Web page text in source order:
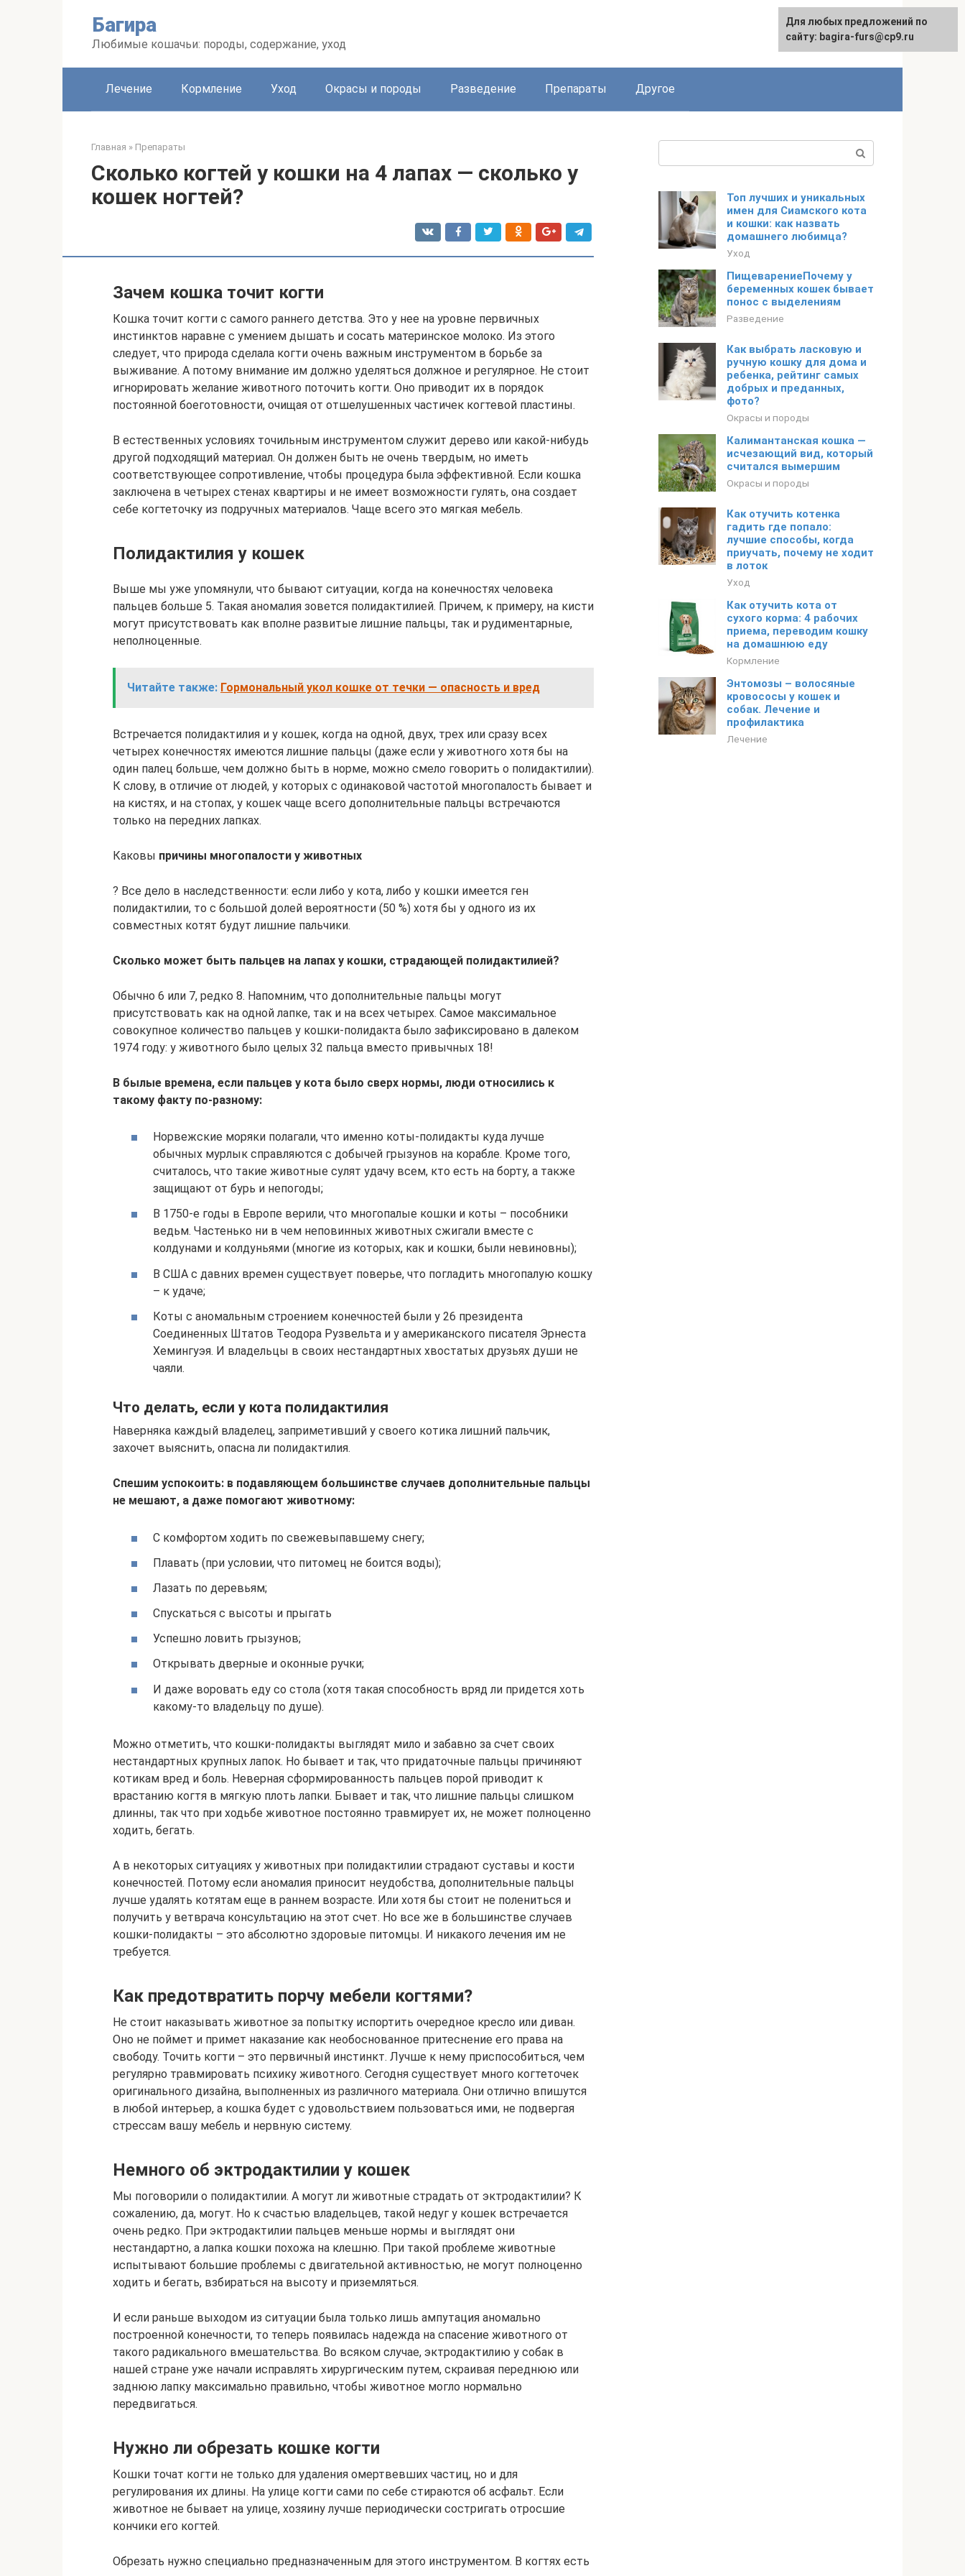
Багира
Любимые кошачьи: породы, содержание, уход
Лечение Кормление Уход Окрасы и породы Разведение Препараты Другое
Главная » Препараты
Сколько когтей у кошки на 4 лапах — сколько у
кошек ногтей?
Зачем кошка точит когти
Кошка точит когти с самого раннего детства. Это у нее на уровне первичных
инстинктов наравне с умением дышать и сосать материнское молоко. Из этого
следует, что природа сделала когти очень важным инструментом в борьбе за
выживание. А потому внимание им должно уделяться должное и регулярное. Не стоит
игнорировать желание животного поточить когти. Оно приводит их в порядок
постоянной боеготовности, очищая от отшелушенных частичек когтевой пластины.
В естественных условиях точильным инструментом служит дерево или какой-нибудь
другой подходящий материал. Он должен быть не очень твердым, но иметь
соответствующее сопротивление, чтобы процедура была эффективной. Если кошка
заключена в четырех стенах квартиры и не имеет возможности гулять, она создает
себе когтеточку из подручных материалов. Чаще всего это мягкая мебель.
Полидактилия у кошек
Выше мы уже упомянули, что бывают ситуации, когда на конечностях человека
пальцев больше 5. Такая аномалия зовется полидактилией. Причем, к примеру, на кисти
могут присутствовать как вполне развитые лишние пальцы, так и рудиментарные,
неполноценные.
Читайте также: Гормональный укол кошке от течки — опасность и вред
Встречается полидактилия и у кошек, когда на одной, двух, трех или сразу всех
четырех конечностях имеются лишние пальцы (даже если у животного хотя бы на
один палец больше, чем должно быть в норме, можно смело говорить о полидактилии).
К слову, в отличие от людей, у которых с одинаковой частотой многопалость бывает и
на кистях, и на стопах, у кошек чаще всего дополнительные пальцы встречаются
только на передних лапках.
Каковы причины многопалости у животных
? Все дело в наследственности: если либо у кота, либо у кошки имеется ген
полидактилии, то с большой долей вероятности (50 %) хотя бы у одного из их
совместных котят будут лишние пальчики.
Сколько может быть пальцев на лапах у кошки, страдающей полидактилией?
Обычно 6 или 7, редко 8. Напомним, что дополнительные пальцы могут
присутствовать как на одной лапке, так и на всех четырех. Самое максимальное
совокупное количество пальцев у кошки-полидакта было зафиксировано в далеком
1974 году: у животного было целых 32 пальца вместо привычных 18!
В былые времена, если пальцев у кота было сверх нормы, люди относились к
такому факту по-разному:
Норвежские моряки полагали, что именно коты-полидакты куда лучше
обычных мурлык справляются с добычей грызунов на корабле. Кроме того,
считалось, что такие животные сулят удачу всем, кто есть на борту, а также
защищают от бурь и непогоды;
В 1750-е годы в Европе верили, что многопалые кошки и коты – пособники
ведьм. Частенько ни в чем неповинных животных сжигали вместе с
колдунами и колдуньями (многие из которых, как и кошки, были невиновны);
В США с давних времен существует поверье, что погладить многопалую кошку
– к удаче;
Коты с аномальным строением конечностей были у 26 президента
Соединенных Штатов Теодора Рузвельта и у американского писателя Эрнеста
Хемингуэя. И владельцы в своих нестандартных хвостатых друзьях души не
чаяли.
Что делать, если у кота полидактилия
Наверняка каждый владелец, заприметивший у своего котика лишний пальчик,
захочет выяснить, опасна ли полидактилия.
Спешим успокоить: в подавляющем большинстве случаев дополнительные пальцы
не мешают, а даже помогают животному:
С комфортом ходить по свежевыпавшему снегу;
Плавать (при условии, что питомец не боится воды);
Лазать по деревьям;
Спускаться с высоты и прыгать
Успешно ловить грызунов;
Открывать дверные и оконные ручки;
И даже воровать еду со стола (хотя такая способность вряд ли придется хоть
какому-то владельцу по душе).
Можно отметить, что кошки-полидакты выглядят мило и забавно за счет своих
нестандартных крупных лапок. Но бывает и так, что придаточные пальцы причиняют
котикам вред и боль. Неверная сформированность пальцев порой приводит к
врастанию когтя в мягкую плоть лапки. Бывает и так, что лишние пальцы слишком
длинны, так что при ходьбе животное постоянно травмирует их, не может полноценно
ходить, бегать.
А в некоторых ситуациях у животных при полидактилии страдают суставы и кости
конечностей. Потому если аномалия приносит неудобства, дополнительные пальцы
лучше удалять котятам еще в раннем возрасте. Или хотя бы стоит не полениться и
получить у ветврача консультацию на этот счет. Но все же в большинстве случаев
кошки-полидакты – это абсолютно здоровые питомцы. И никакого лечения им не
требуется.
Как предотвратить порчу мебели когтями?
Не стоит наказывать животное за попытку испортить очередное кресло или диван.
Оно не поймет и примет наказание как необоснованное притеснение его права на
свободу. Точить когти – это первичный инстинкт. Лучше к нему приспособиться, чем
регулярно травмировать психику животного. Сегодня существует много когтеточек
оригинального дизайна, выполненных из различного материала. Они отлично впишутся
в любой интерьер, а кошка будет с удовольствием пользоваться ими, не подвергая
стрессам вашу мебель и нервную систему.
Немного об эктродактилии у кошек
Мы поговорили о полидактилии. А могут ли животные страдать от эктродактилии? К
сожалению, да, могут. Но к счастью владельцев, такой недуг у кошек встречается
очень редко. При эктродактилии пальцев меньше нормы и выглядят они
нестандартно, а лапка кошки похожа на клешню. При такой проблеме животные
испытывают большие проблемы с двигательной активностью, не могут полноценно
ходить и бегать, взбираться на высоту и приземляться.
И если раньше выходом из ситуации была только лишь ампутация аномально
построенной конечности, то теперь появилась надежда на спасение животного от
такого радикального вмешательства. Во всяком случае, эктродактилию у собак в
нашей стране уже начали исправлять хирургическим путем, скраивая переднюю или
заднюю лапку максимально правильно, чтобы животное могло нормально
передвигаться.
Нужно ли обрезать кошке когти
Кошки точат когти не только для удаления омертвевших частиц, но и для
регулирования их длины. На улице когти сами по себе стираются об асфальт. Если
животное не бывает на улице, хозяину лучше периодически состригать отросшие
кончики его когтей.
Обрезать нужно специально предназначенным для этого инструментом. В когтях есть
Топ лучших и уникальных
имен для Сиамского кота
и кошки: как назвать
домашнего любимца?
Уход
ПищеварениеПочему у
беременных кошек бывает
понос с выделениям
Разведение
Как выбрать ласковую и
ручную кошку для дома и
ребенка, рейтинг самых
добрых и преданных,
фото?
Окрасы и породы
Калимантанская кошка —
исчезающий вид, который
считался вымершим
Окрасы и породы
Как отучить котенка
гадить где попало:
лучшие способы, когда
приучать, почему не ходит
в лоток
Уход
Как отучить кота от
сухого корма: 4 рабочих
приема, переводим кошку
на домашнюю еду
Кормление
Энтомозы – волосяные
кровососы у кошек и
собак. Лечение и
профилактика
Лечение
Для любых предложений по
сайту: bagira-furs@cp9.ru